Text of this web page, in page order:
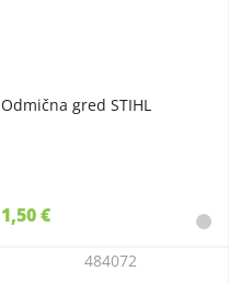
Odmična gred STIHL
1,50 €
484072